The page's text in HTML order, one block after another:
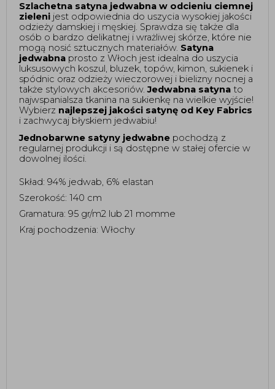
Szlachetna satyna jedwabna w odcieniu ciemnej
zieleni jest odpowiednia do uszycia wysokiej jakości
odzieży damskiej i męskiej. Sprawdza się także dla
osób o bardzo delikatnej i wrażliwej skórze, które nie
mogą nosić sztucznych materiałów. Satyna
jedwabna prosto z Włoch jest idealna do uszycia
luksusowych koszul, bluzek, topów, kimon, sukienek i
spódnic oraz odzieży wieczorowej i bielizny nocnej a
także stylowych akcesoriów. Jedwabna satyna to
najwspanialsza tkanina na sukienkę na wielkie wyjście!
Wybierz najlepszej jakości satynę od Key Fabrics
i zachwycaj błyskiem jedwabiu!
Jednobarwne satyny jedwabne pochodzą z
regularnej produkcji i są dostępne w stałej ofercie w
dowolnej ilości.
Skład: 94% jedwab, 6% elastan
Szerokość: 140 cm
Gramatura: 95 gr/m2 lub 21 momme
Kraj pochodzenia: Włochy